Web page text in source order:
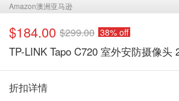
Amazon澳洲亚马逊
$184.00 $299.00 38% off
TP-LINK Tapo C720 室外安防摄像头
折扣详情